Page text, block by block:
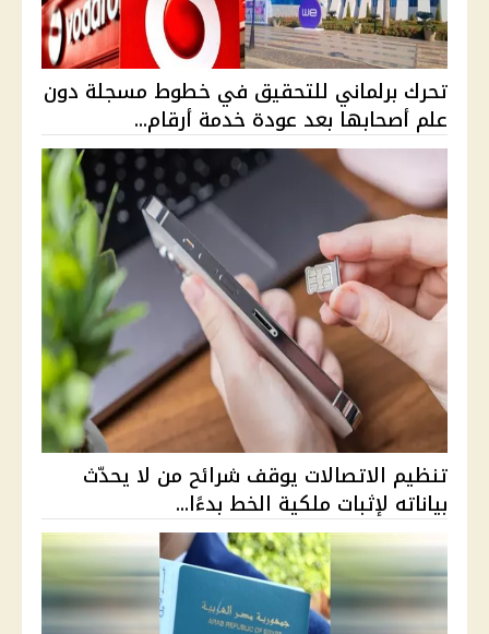
تحرك برلماني للتحقيق في خطوط مسجلة دون
علم أصحابها بعد عودة خدمة أرقام...
تنظيم الاتصالات يوقف شرائح من لا يحدّث
بياناته لإثبات ملكية الخط بدءًا...